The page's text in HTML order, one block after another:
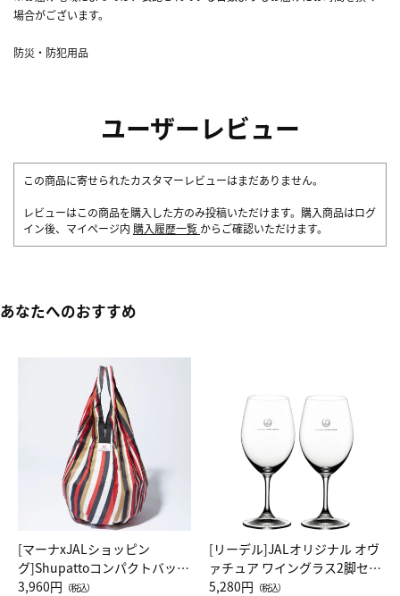
場合がございます。
防災・防犯用品
ユーザーレビュー
この商品に寄せられたカスタマーレビューはまだありません。
レビューはこの商品を購入した方のみ投稿いただけます。購入商品はログ
イン後、マイページ内 購入履歴一覧 からご確認いただけます。
あなたへのおすすめ
[マーナxJALショッピン
グ]Shupattoコンパクトバッグ
Drop JAL客室乗務員（LC）ス
3,960円 （税込）
[リーデル]JALオリジナル オヴ
ァチュア ワイングラス2脚セッ
ト（レッドワイン）
5,280円 （税込）